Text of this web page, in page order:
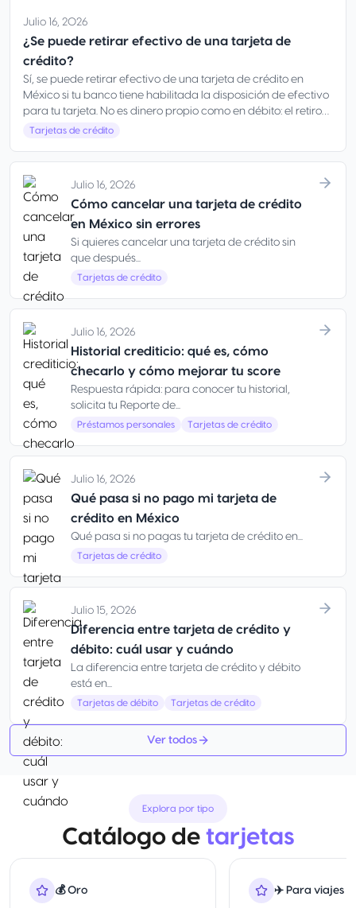
Julio 16, 2026
¿Se puede retirar efectivo de una tarjeta de
crédito?
Sí, se puede retirar efectivo de una tarjeta de crédito en
México si tu banco tiene habilitada la disposición de efectivo
para tu tarjeta. No es dinero propio como en débito: el retiro
se carga a tu línea de crédito.
Tarjetas de crédito
Julio 16, 2026
Cómo cancelar una tarjeta de crédito
en México sin errores
Si quieres cancelar una tarjeta de crédito sin
que después...
Tarjetas de crédito
Julio 16, 2026
Historial crediticio: qué es, cómo
checarlo y cómo mejorar tu score
Respuesta rápida: para conocer tu historial,
solicita tu Reporte de...
Préstamos personales Tarjetas de crédito
Julio 16, 2026
Qué pasa si no pago mi tarjeta de
crédito en México
Qué pasa si no pagas tu tarjeta de crédito en...
Tarjetas de crédito
Julio 15, 2026
Diferencia entre tarjeta de crédito y
débito: cuál usar y cuándo
La diferencia entre tarjeta de crédito y débito
está en...
Tarjetas de débito Tarjetas de crédito
Ver todos
Explora por tipo
Catálogo de tarjetas
💰 Oro ✈️ Para viajes